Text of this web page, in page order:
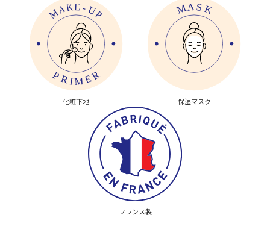
化粧下地 保湿マスク
フランス製